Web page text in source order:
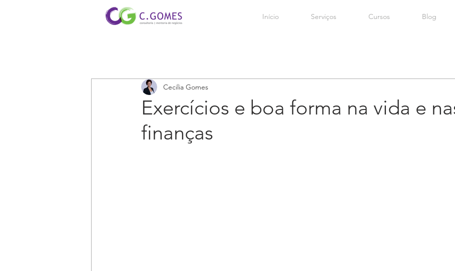
Início Serviços Cursos Blog
Exercícios e boa forma na vida e
finanças
Cecilia Gomes